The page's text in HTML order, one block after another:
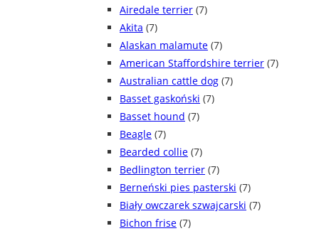
Airedale terrier (7)
Akita (7)
Alaskan malamute (7)
American Staffordshire terrier (7)
Australian cattle dog (7)
Basset gaskoński (7)
Basset hound (7)
Beagle (7)
Bearded collie (7)
Bedlington terrier (7)
Berneński pies pasterski (7)
Biały owczarek szwajcarski (7)
Bichon frise (7)